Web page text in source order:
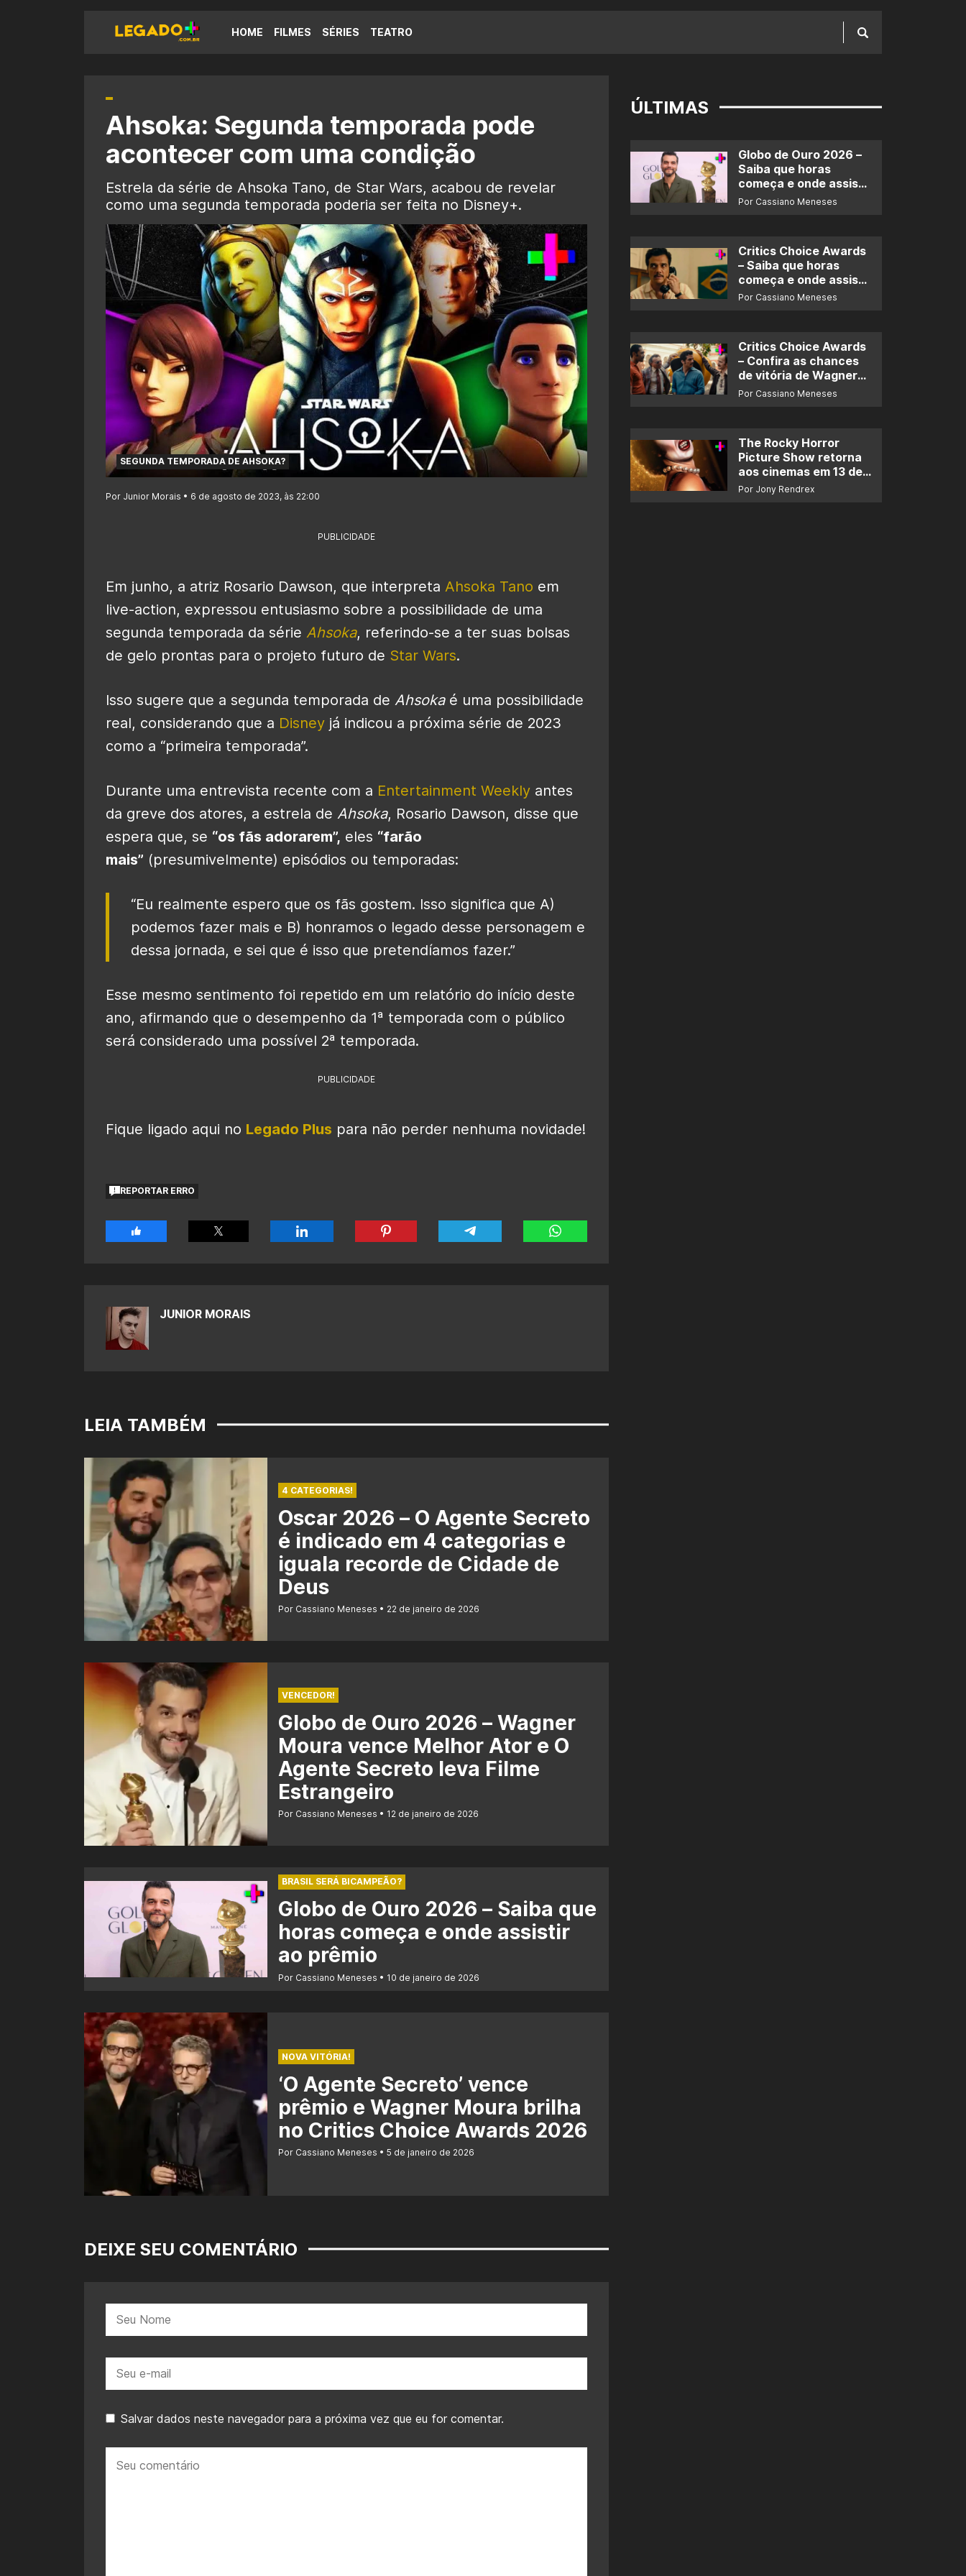
HOME FILMES SÉRIES TEATRO
Ahsoka: Segunda temporada pode
acontecer com uma condição
Estrela da série de Ahsoka Tano, de Star Wars, acabou de revelar
como uma segunda temporada poderia ser feita no Disney+.
SEGUNDA TEMPORADA DE AHSOKA?
Por Junior Morais • 6 de agosto de 2023, às 22:00
PUBLICIDADE
Em junho, a atriz Rosario Dawson, que interpreta Ahsoka Tano em
live-action, expressou entusiasmo sobre a possibilidade de uma
segunda temporada da série Ahsoka, referindo-se a ter suas bolsas
de gelo prontas para o projeto futuro de Star Wars.
Isso sugere que a segunda temporada de Ahsokaé uma possibilidade
real, considerando que a Disney já indicou a próxima série de 2023
como a “primeira temporada”.
Durante uma entrevista recente com a Entertainment Weekly antes
da greve dos atores, a estrela de Ahsoka, Rosario Dawson, disse que
espera que, se “os fãs adorarem”, eles “farão
mais” (presumivelmente) episódios ou temporadas:
“Eu realmente espero que os fãs gostem. Isso significa que A)
podemos fazer mais e B) honramos o legado desse personagem e
dessa jornada, e sei que é isso que pretendíamos fazer.”
Esse mesmo sentimento foi repetido em um relatório do início deste
ano, afirmando que o desempenho da 1ª temporada com o público
será considerado uma possível 2ª temporada.
PUBLICIDADE
Fique ligado aqui no Legado Plus para não perder nenhuma novidade!
REPORTAR ERRO
JUNIOR MORAIS
LEIA TAMBÉM
4 CATEGORIAS!
Oscar 2026 – O Agente Secreto
é indicado em 4 categorias e
iguala recorde de Cidade de
Deus
Por Cassiano Meneses 22 de janeiro de 2026
VENCEDOR!
Globo de Ouro 2026 – Wagner
Moura vence Melhor Ator e O
Agente Secreto leva Filme
Estrangeiro
Por Cassiano Meneses 12 de janeiro de 2026
BRASIL SERÁ BICAMPEÃO?
Globo de Ouro 2026 – Saiba que
horas começa e onde assistir
ao prêmio
Por Cassiano Meneses 10 de janeiro de 2026
NOVA VITÓRIA!
‘O Agente Secreto’ vence
prêmio e Wagner Moura brilha
no Critics Choice Awards 2026
Por Cassiano Meneses 5 de janeiro de 2026
DEIXE SEU COMENTÁRIO
Nome:
E-
mail:
Salvar dados neste navegador para a próxima vez que eu for comentar.
comentário:
ÚLTIMAS
Globo de Ouro 2026 –
Saiba que horas
começa e onde assistir
ao prêmio
Por Cassiano Meneses
Critics Choice Awards
– Saiba que horas
começa e onde assistir
ao prêmio
Por Cassiano Meneses
Critics Choice Awards
– Confira as chances
de vitória de Wagner
Moura e de ‘O Agente
Por Cassiano Meneses
The Rocky Horror
Picture Show retorna
aos cinemas em 13 de
novembro
Por Jony Rendrex